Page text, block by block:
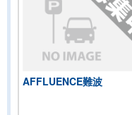
AFFLUENCE難波